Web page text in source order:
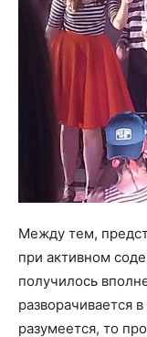
Между тем,
при активном
получилось
разворачивается
разумеется, то